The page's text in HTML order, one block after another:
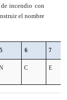
de incendio con
el nombre
5 6 7
C E